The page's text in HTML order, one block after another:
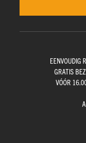
EENVOUDIG
GRATIS
VÓÓR